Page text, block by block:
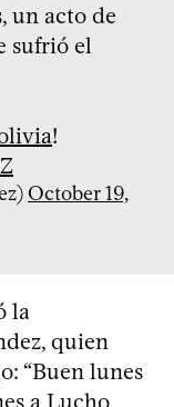
un acto de
sufrió el
!
October 19,
la
quien
“Buen lunes
a Lucho